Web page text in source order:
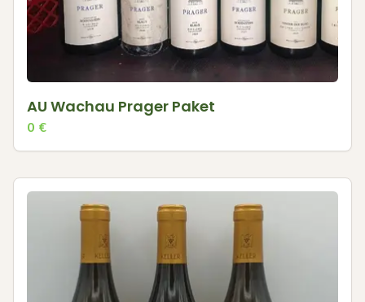
AU Wachau Prager Paket
0 €